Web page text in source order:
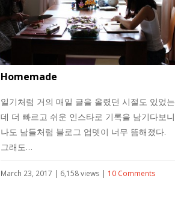
Homemade
일기처럼 거의 매일 글을 올렸던 시절도 있었는
데 더 빠르고 쉬운 인스타로 기록을 남기다보니
나도 남들처럼 블로그 업뎃이 너무 뜸해졌다.
그래도…
March 23, 2017 | 6,158 views | 10 Comments